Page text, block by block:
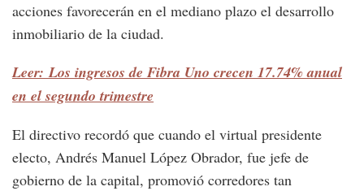
acciones favorecerán en el mediano plazo el desarrollo
inmobiliario de la ciudad.
Leer: Los ingresos de Fibra Uno crecen 17.74% anual
en el segundo trimestre
El directivo recordó que cuando el virtual presidente
electo, Andrés Manuel López Obrador, fue jefe de
gobierno de la capital, promovió corredores tan